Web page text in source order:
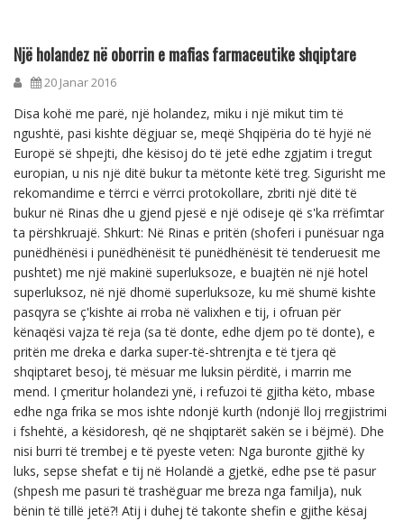
Një holandez në oborrin e mafias farmaceutike shqiptare
20 Janar 2016
Disa kohë me parë, një holandez, miku i një mikut tim të
ngushtë, pasi kishte dëgjuar se, meqë Shqipëria do të hyjë në
Europë së shpejti, dhe kësisoj do të jetë edhe zgjatim i tregut
europian, u nis një ditë bukur ta mëtonte këtë treg. Sigurisht me
rekomandime e tërrci e vërrci protokollare, zbriti një ditë të
bukur në Rinas dhe u gjend pjesë e një odiseje që s'ka rrëfimtar
ta përshkruajë. Shkurt: Në Rinas e pritën (shoferi i punësuar nga
punëdhënësi i punëdhënësit të punëdhënësit të tenderuesit me
pushtet) me një makinë superluksoze, e buajtën në një hotel
superluksoz, në një dhomë superluksoze, ku më shumë kishte
pasqyra se ç'kishte ai rroba në valixhen e tij, i ofruan për
kënaqësi vajza të reja (sa të donte, edhe djem po të donte), e
pritën me dreka e darka super-të-shtrenjta e të tjera që
shqiptaret besoj, të mësuar me luksin përditë, i marrin me
mend. I çmeritur holandezi ynë, i refuzoi të gjitha këto, mbase
edhe nga frika se mos ishte ndonjë kurth (ndonjë lloj rregjistrimi
i fshehtë, a kësidoresh, që ne shqiptarët sakën se i bëjmë). Dhe
nisi burri të trembej e të pyeste veten: Nga buronte gjithë ky
luks, sepse shefat e tij në Holandë a gjetkë, edhe pse të pasur
(shpesh me pasuri të trashëguar me breza nga familja), nuk
bënin të tillë jetë?! Atij i duhej të takonte shefin e gjithe kësaj